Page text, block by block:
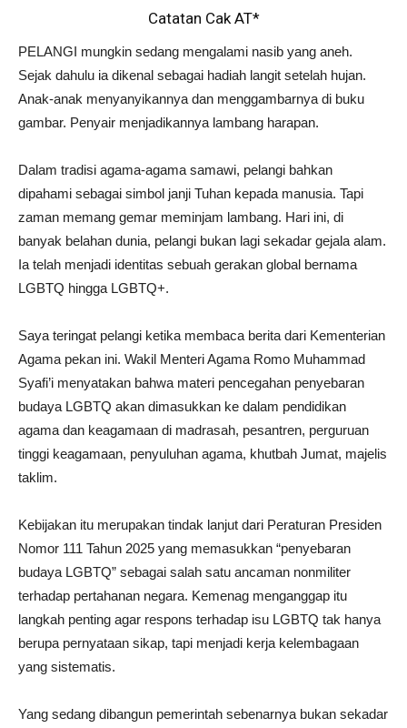
Catatan Cak AT*
PELANGI mungkin sedang mengalami nasib yang aneh.
Sejak dahulu ia dikenal sebagai hadiah langit setelah hujan.
Anak-anak menyanyikannya dan menggambarnya di buku
gambar. Penyair menjadikannya lambang harapan.
Dalam tradisi agama-agama samawi, pelangi bahkan
dipahami sebagai simbol janji Tuhan kepada manusia. Tapi
zaman memang gemar meminjam lambang. Hari ini, di
banyak belahan dunia, pelangi bukan lagi sekadar gejala alam.
Ia telah menjadi identitas sebuah gerakan global bernama
LGBTQ hingga LGBTQ+.
Saya teringat pelangi ketika membaca berita dari Kementerian
Agama pekan ini. Wakil Menteri Agama Romo Muhammad
Syafi’i menyatakan bahwa materi pencegahan penyebaran
budaya LGBTQ akan dimasukkan ke dalam pendidikan
agama dan keagamaan di madrasah, pesantren, perguruan
tinggi keagamaan, penyuluhan agama, khutbah Jumat, majelis
taklim.
Kebijakan itu merupakan tindak lanjut dari Peraturan Presiden
Nomor 111 Tahun 2025 yang memasukkan “penyebaran
budaya LGBTQ” sebagai salah satu ancaman nonmiliter
terhadap pertahanan negara. Kemenag menganggap itu
langkah penting agar respons terhadap isu LGBTQ tak hanya
berupa pernyataan sikap, tapi menjadi kerja kelembagaan
yang sistematis.
Yang sedang dibangun pemerintah sebenarnya bukan sekadar